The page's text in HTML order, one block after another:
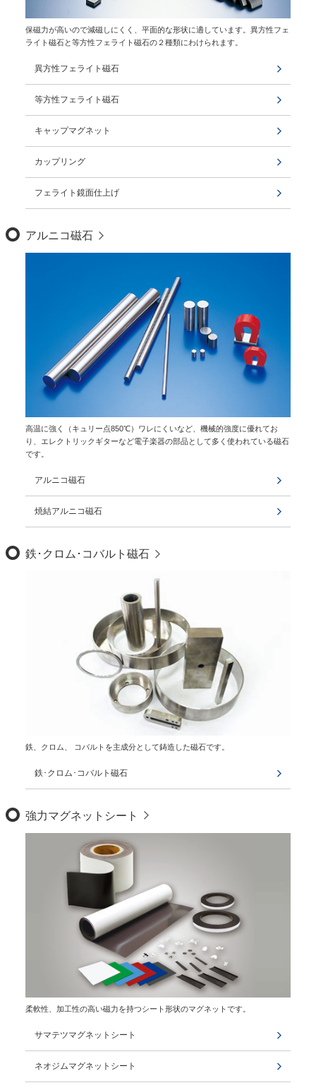
保磁力が高いので減磁しにくく、平面的な形状に適しています。異方性フェ
ライト磁石と等方性フェライト磁石の２種類にわけられます。
異方性フェライト磁石
等方性フェライト磁石
キャップマグネット
カップリング
フェライト鏡面仕上げ
アルニコ磁石
高温に強く（キュリー点850℃）ワレにくいなど、機械的強度に優れてお
り、エレクトリックギターなど電子楽器の部品として多く使われている磁石
です。
アルニコ磁石
焼結アルニコ磁石
鉄･クロム･コバルト磁石
鉄、クロム、 コバルトを主成分として鋳造した磁石です。
鉄･クロム･コバルト磁石
強力マグネットシート
柔軟性、加工性の高い磁力を持つシート形状のマグネットです。
サマテツマグネットシート
ネオジムマグネットシート